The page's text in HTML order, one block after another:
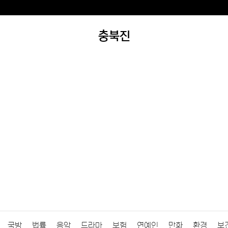
충북진
국방 법률 음악 드라마 보험 연예인 만화 환경 보